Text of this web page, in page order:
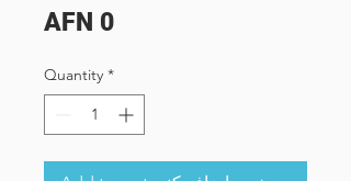
AFN 0Price
Quantity *